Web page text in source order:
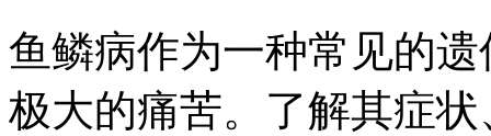
鱼鳞病作为一种常见的
极大的痛苦。了解其症